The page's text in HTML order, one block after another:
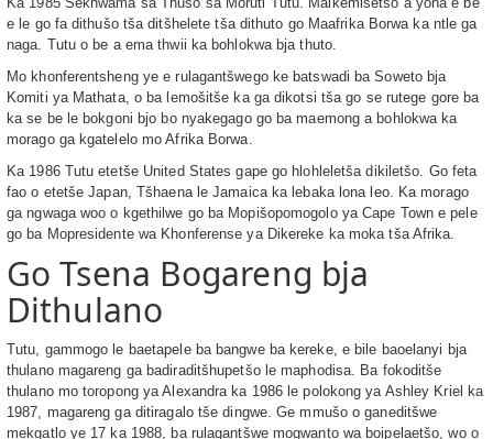
e le go fa dithušo tša ditšhelete tša dithuto go Maafrika Borwa ka ntle ga
naga. Tutu o be a ema thwii ka bohlokwa bja thuto.
Mo khonferentsheng ye e rulagantšwego ke batswadi ba Soweto bja
Komiti ya Mathata, o ba lemošitše ka ga dikotsi tša go se rutege gore ba
ka se be le bokgoni bjo bo nyakegago go ba maemong a bohlokwa ka
morago ga kgatelelo mo Afrika Borwa.
Ka 1986 Tutu etetše United States gape go hlohleletša dikiletšo. Go feta
fao o etetše Japan, Tšhaena le Jamaica ka lebaka lona leo. Ka morago
ga ngwaga woo o kgethilwe go ba Mopišopomogolo ya Cape Town e pele
go ba Mopresidente wa Khonferense ya Dikereke ka moka tša Afrika.
Go Tsena Bogareng bja
Dithulano
Tutu, gammogo le baetapele ba bangwe ba kereke, e bile baoelanyi bja
thulano magareng ga badiraditšhupetšo le maphodisa. Ba fokoditše
thulano mo toropong ya Alexandra ka 1986 le polokong ya Ashley Kriel ka
1987, magareng ga ditiragalo tše dingwe. Ge mmušo o ganeditšwe
mekgatlo ye 17 ka 1988, ba rulagantšwe mogwanto wa boipelaetšo, wo o